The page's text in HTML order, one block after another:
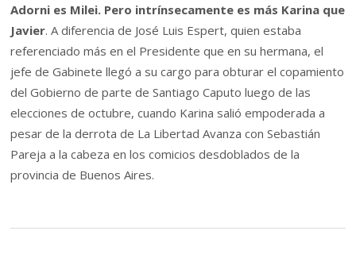
Adorni es Milei. Pero intrínsecamente es más Karina que
Javier. A diferencia de José Luis Espert, quien estaba
referenciado más en el Presidente que en su hermana, el
jefe de Gabinete llegó a su cargo para obturar el copamiento
del Gobierno de parte de Santiago Caputo luego de las
elecciones de octubre, cuando Karina salió empoderada a
pesar de la derrota de La Libertad Avanza con Sebastián
Pareja a la cabeza en los comicios desdoblados de la
provincia de Buenos Aires.